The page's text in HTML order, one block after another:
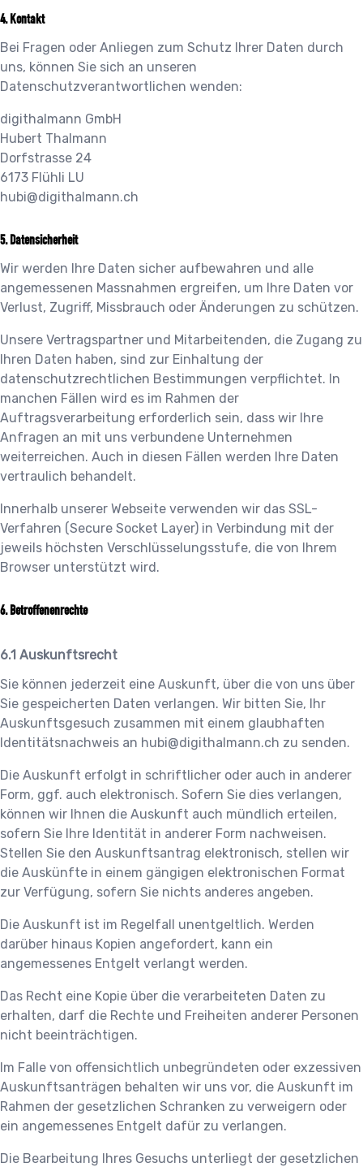
Kontakt
Bei Fragen oder Anliegen zum Schutz Ihrer Daten durch
uns, können Sie sich an unseren
Datenschutzverantwortlichen wenden:
digithalmann GmbH
Hubert Thalmann
Dorfstrasse 24
6173 Flühli LU
hubi@digithalmann.ch
Datensicherheit
Wir werden Ihre Daten sicher aufbewahren und alle
angemessenen Massnahmen ergreifen, um Ihre Daten vor
Verlust, Zugriff, Missbrauch oder Änderungen zu schützen.
Unsere Vertragspartner und Mitarbeitenden, die Zugang zu
Ihren Daten haben, sind zur Einhaltung der
datenschutzrechtlichen Bestimmungen verpflichtet. In
manchen Fällen wird es im Rahmen der
Auftragsverarbeitung erforderlich sein, dass wir Ihre
Anfragen an mit uns verbundene Unternehmen
weiterreichen. Auch in diesen Fällen werden Ihre Daten
vertraulich behandelt.
Innerhalb unserer Webseite verwenden wir das SSL-
Verfahren (Secure Socket Layer) in Verbindung mit der
jeweils höchsten Verschlüsselungsstufe, die von Ihrem
Browser unterstützt wird.
Betroffenenrechte
Auskunftsrecht
Sie können jederzeit eine Auskunft, über die von uns über
Sie gespeicherten Daten verlangen. Wir bitten Sie, Ihr
Auskunftsgesuch zusammen mit einem glaubhaften
Identitätsnachweis an hubi@digithalmann.ch zu senden.
Die Auskunft erfolgt in schriftlicher oder auch in anderer
Form, ggf. auch elektronisch. Sofern Sie dies verlangen,
können wir Ihnen die Auskunft auch mündlich erteilen,
sofern Sie Ihre Identität in anderer Form nachweisen.
Stellen Sie den Auskunftsantrag elektronisch, stellen wir
die Auskünfte in einem gängigen elektronischen Format
zur Verfügung, sofern Sie nichts anderes angeben.
Die Auskunft ist im Regelfall unentgeltlich. Werden
darüber hinaus Kopien angefordert, kann ein
angemessenes Entgelt verlangt werden.
Das Recht eine Kopie über die verarbeiteten Daten zu
erhalten, darf die Rechte und Freiheiten anderer Personen
nicht beeinträchtigen.
Im Falle von offensichtlich unbegründeten oder exzessiven
Auskunftsanträgen behalten wir uns vor, die Auskunft im
Rahmen der gesetzlichen Schranken zu verweigern oder
ein angemessenes Entgelt dafür zu verlangen.
Die Bearbeitung Ihres Gesuchs unterliegt der gesetzlichen